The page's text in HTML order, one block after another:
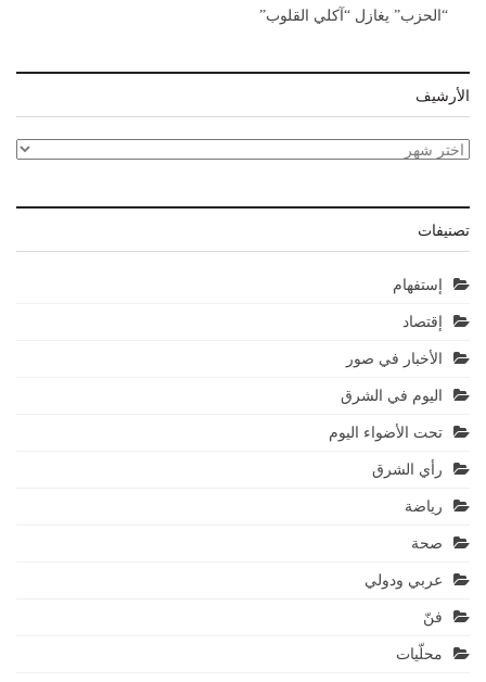
“الحزب” يغازل “آكلي القلوب”
الأرشيف
الأرشيف
تصنيفات
إستفهام
إقتصاد
الأخبار في صور
اليوم في الشرق
تحت الأضواء اليوم
رأي الشرق
رياضة
صحة
عربي ودولي
فنّ
محلّيات